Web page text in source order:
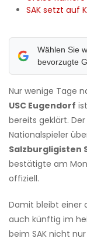
SAK setzt auf
Wählen Sie
bevorzugte
Nur wenige Tage
USC Eugendorf
bereits geklärt.
Nationalspieler
Salzburgligisten
bestätigte am
offiziell.
Damit bleibt einer
auch künftig im
beim SAK nicht